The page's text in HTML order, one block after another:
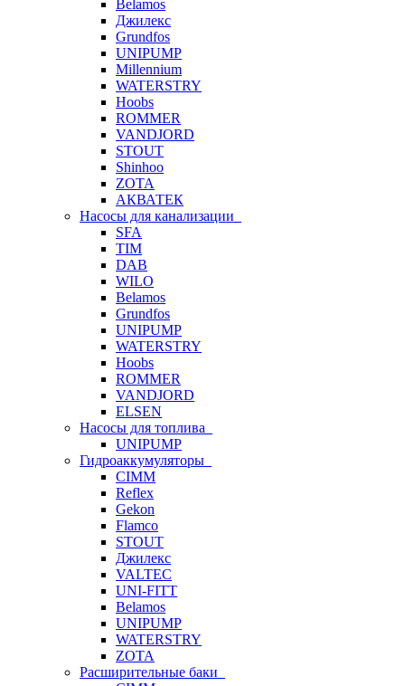
Belamos
Джилекс
Grundfos
UNIPUMP
Millennium
WATERSTRY
Hoobs
ROMMER
VANDJORD
STOUT
Shinhoo
ZOTA
АКВАТЕК
Насосы для канализации
SFA
TIM
DAB
WILO
Belamos
Grundfos
UNIPUMP
WATERSTRY
Hoobs
ROMMER
VANDJORD
ELSEN
Насосы для топлива
UNIPUMP
Гидроаккумуляторы
CIMM
Reflex
Gekon
Flamco
STOUT
Джилекс
VALTEC
UNI-FITT
Belamos
UNIPUMP
WATERSTRY
ZOTA
Расширительные баки